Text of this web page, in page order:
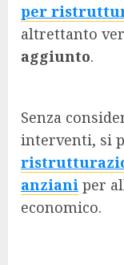
per
altrettanto
aggiunto.
Senza
interventi, si
anziani per
economico.